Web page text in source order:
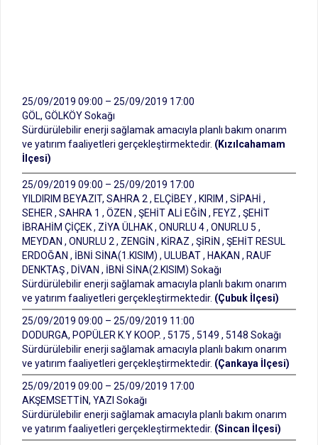
25/09/2019 09:00 – 25/09/2019 17:00
GÖL, GÖLKÖY Sokağı
Sürdürülebilir enerji sağlamak amacıyla planlı bakım onarım
ve yatırım faaliyetleri gerçekleştirmektedir. (Kızılcahamam
İlçesi)
25/09/2019 09:00 – 25/09/2019 17:00
YILDIRIM BEYAZIT, SAHRA 2 , ELÇİBEY , KIRIM , SİPAHİ ,
SEHER , SAHRA 1 , ÖZEN , ŞEHİT ALİ EĞİN , FEYZ , ŞEHİT
İBRAHİM ÇİÇEK , ZİYA ÜLHAK , ONURLU 4 , ONURLU 5 ,
MEYDAN , ONURLU 2 , ZENGİN , KİRAZ , ŞİRİN , ŞEHİT RESUL
ERDOĞAN , İBNİ SİNA(1.KISIM) , ULUBAT , HAKAN , RAUF
DENKTAŞ , DİVAN , İBNİ SİNA(2.KISIM) Sokağı
Sürdürülebilir enerji sağlamak amacıyla planlı bakım onarım
ve yatırım faaliyetleri gerçekleştirmektedir. (Çubuk İlçesi)
25/09/2019 09:00 – 25/09/2019 11:00
DODURGA, POPÜLER K.Y KOOP. , 5175 , 5149 , 5148 Sokağı
Sürdürülebilir enerji sağlamak amacıyla planlı bakım onarım
ve yatırım faaliyetleri gerçekleştirmektedir. (Çankaya İlçesi)
25/09/2019 09:00 – 25/09/2019 17:00
AKŞEMSETTİN, YAZI Sokağı
Sürdürülebilir enerji sağlamak amacıyla planlı bakım onarım
ve yatırım faaliyetleri gerçekleştirmektedir. (Sincan İlçesi)